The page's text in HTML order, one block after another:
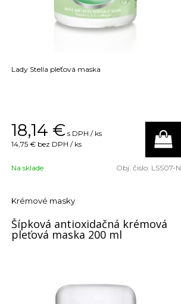
Lady Stella pleťová maska
18,14 € s DPH / ks
14,75 € bez DPH / ks
Na sklade Obj. čislo: LSS07-N
Krémové masky
Šípková antioxidačná krémová
pleťová maska 200 ml